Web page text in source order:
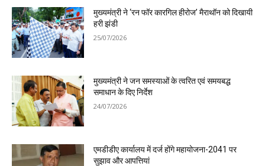
मुख्यमंत्री ने ‘रन फॉर कारगिल हीरोज’ मैराथॉन को दिखायी
हरी झंडी
25/07/2026
मुख्यमंत्री ने जन समस्याओं के त्वरित एवं समयबद्ध
समाधान के दिए निर्देश
24/07/2026
एमडीडीए कार्यालय में दर्ज होंगे महायोजना-2041 पर
सुझाव और आपत्तियां